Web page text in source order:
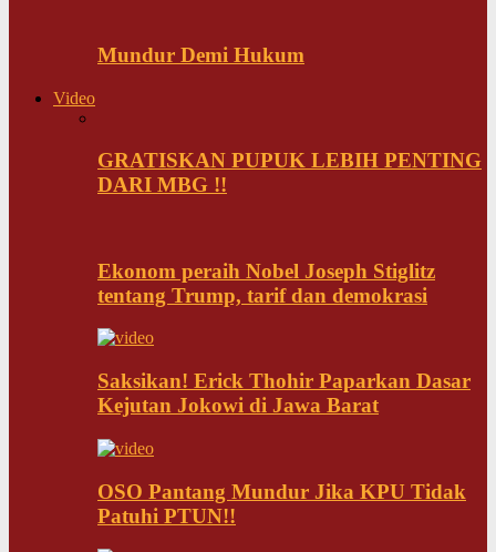
Mundur Demi Hukum
Video
GRATISKAN PUPUK LEBIH PENTING
DARI MBG !!
Ekonom peraih Nobel Joseph Stiglitz
tentang Trump, tarif dan demokrasi
Saksikan! Erick Thohir Paparkan Dasar
Kejutan Jokowi di Jawa Barat
OSO Pantang Mundur Jika KPU Tidak
Patuhi PTUN!!